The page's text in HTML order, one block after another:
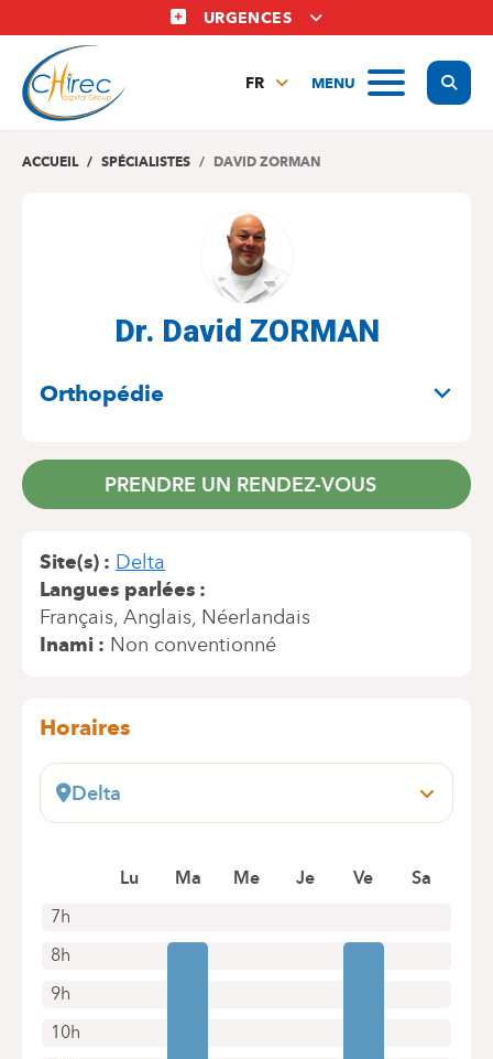
au
contenu
principal
URGENCES
MENU
FR
EN
ACCUEIL SPÉCIALISTES DAVID ZORMAN
Dr. David ZORMAN
Orthopédie
PRENDRE UN RENDEZ-VOUS
Site(s)
Delta
Langues parlées
Français Anglais Néerlandais
Inami
Non conventionné
Horaires
Delta
Boulevard du Triomphe, 201
Prendre rendez-vous en ligne
7h
8h
9h
10h
Lu Ma Me Je Ve Sa